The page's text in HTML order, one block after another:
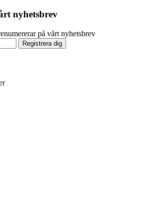
nyhetsbrev
på vårt nyhetsbrev
Registrera dig